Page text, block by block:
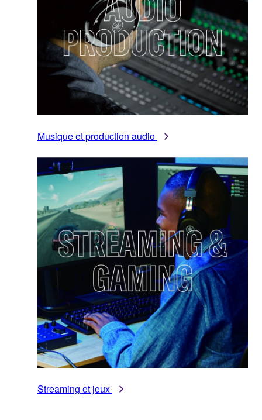
Musique et production audio
Streaming et jeux